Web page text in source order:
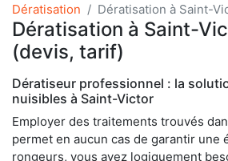
Dératisation Dératisation à Saint-
Dératisation à Saint-
(devis, tarif)
Dératiseur professionnel : la
nuisibles à Saint-Victor
Employer des traitements trouvés
permet en aucun cas de garantir une
rongeurs, vous avez logiquement